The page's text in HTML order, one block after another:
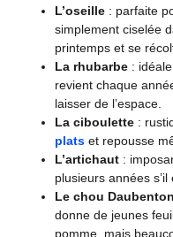
L’oseille : parfaite
simplement ciselée
printemps et se
La rhubarbe :
revient chaque
laisser de l’espace.
La ciboulette :
plats et repousse
L’artichaut :
plusieurs années
Le chou Daubenton
donne de jeunes
pomme, mais